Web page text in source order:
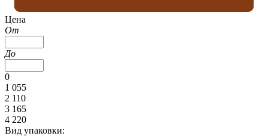
Цена
От
До
0
1 055
2 110
3 165
4 220
Вид упаковки: